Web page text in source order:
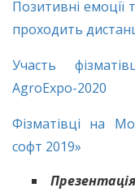
Позитивні емоції
проходить
Участь
AgroExpo-2020
Фізматівці на
софт 2019»